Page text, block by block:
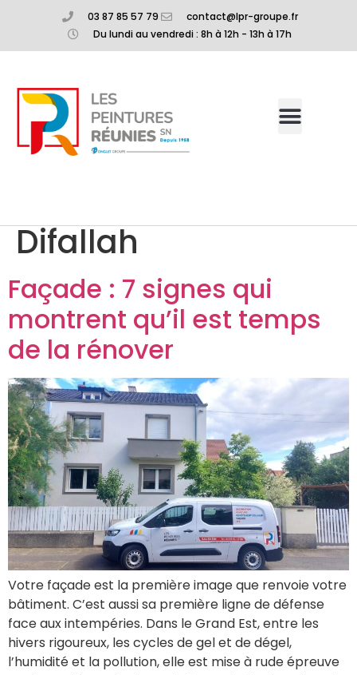
03 87 85 57 79
contact@lpr-groupe.fr
Du lundi au vendredi : 8h à 12h - 13h à 17h
Difallah
Façade : 7 signes qui
montrent qu’il est temps
de la rénover
Votre façade est la première image que renvoie votre
bâtiment. C’est aussi sa première ligne de défense
face aux intempéries. Dans le Grand Est, entre les
hivers rigoureux, les cycles de gel et de dégel,
l’humidité et la pollution, elle est mise à rude épreuve